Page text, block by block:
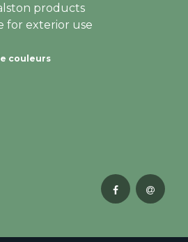
products
for exterior use
couleurs